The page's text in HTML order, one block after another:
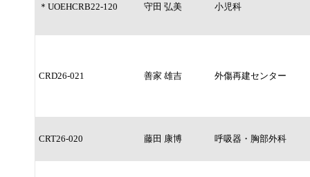
＊UOEHCRB22-120 守田 弘美 小児科
CRD26-021 善家 雄吉 外傷再建センター
CRT26-020 藤田 康博 呼吸器・胸部外科